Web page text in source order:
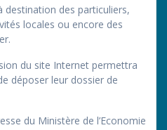
destination des particuliers,
locales ou encore des
du site Internet permettra
déposer leur dossier de
du Ministère de l’Economie